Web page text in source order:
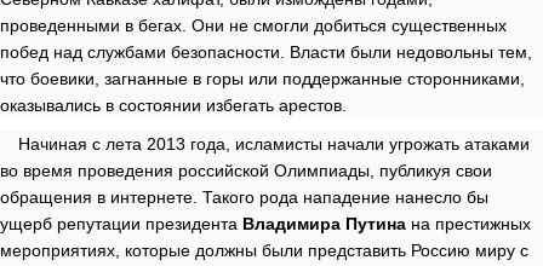
проведенными в бегах. Они не смогли добиться существенных
побед над службами безопасности. Власти были недовольны тем,
что боевики, загнанные в горы или поддержанные сторонниками,
оказывались в состоянии избегать арестов.
Начиная с лета 2013 года, исламисты начали угрожать атаками
во время проведения российской Олимпиады, публикуя свои
обращения в интернете. Такого рода нападение нанесло бы
ущерб репутации президента Владимира Путина на престижных
мероприятиях, которые должны были представить Россию миру с